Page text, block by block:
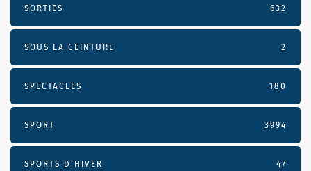
SORTIES 632
SOUS LA CEINTURE 2
SPECTACLES 180
SPORT 3994
SPORTS D'HIVER 47